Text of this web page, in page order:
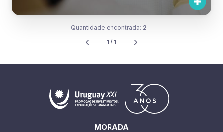
Quantidade encontrada: 2
1 / 1
MORADA